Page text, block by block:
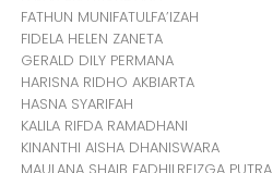
FATHUN MUNIFATULFA’IZAH
FIDELA HELEN ZANETA
GERALD DILY PERMANA
HARISNA RIDHO AKBIARTA
HASNA SYARIFAH
KALILA RIFDA RAMADHANI
KINANTHI AISHA DHANISWARA